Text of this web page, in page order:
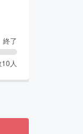
終了
10 人